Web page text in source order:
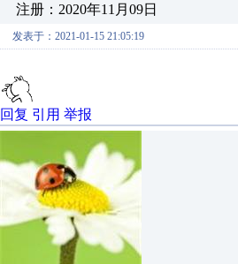
注册：2020年11月09日
发表于：2021-01-15 21:05:19
回复 引用 举报